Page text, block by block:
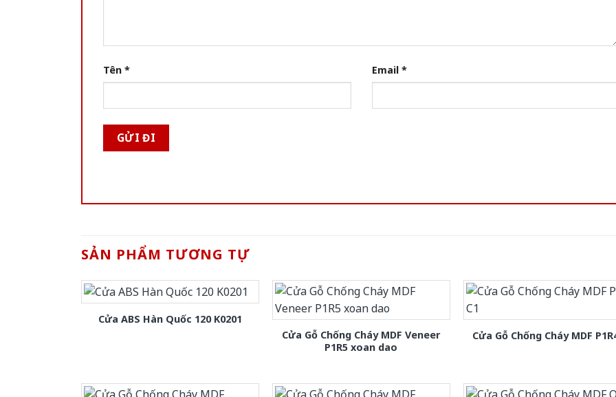
Tên * Email *
SẢN PHẨM TƯƠNG TỰ
Cửa ABS Hàn Quốc 120 K0201
Cửa Gỗ Chống Cháy MDF Veneer
P1R5 xoan dao
Cửa Gỗ Chống Cháy MDF